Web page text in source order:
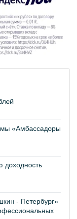
«Амбассадоры
доходность
- Петербург»